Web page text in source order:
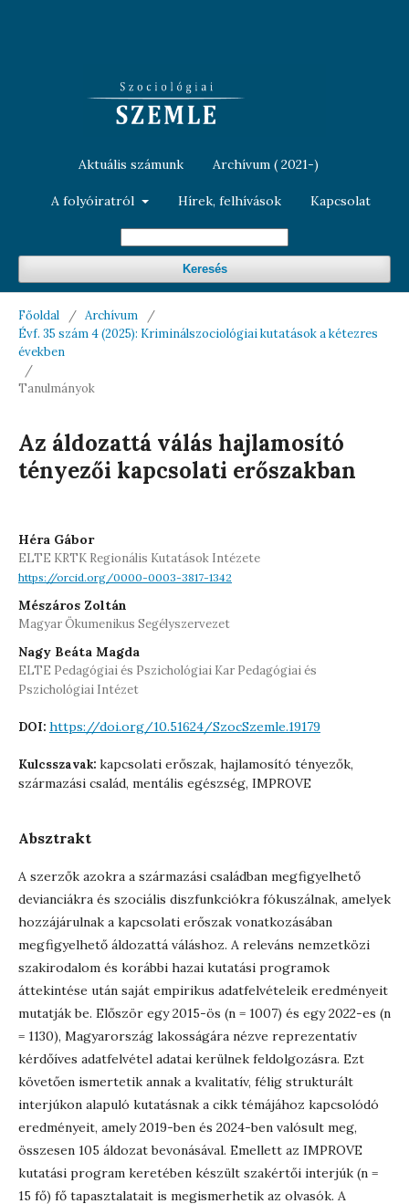
Aktuális számunk Archívum ( 2021-)
A folyóiratról Hírek, felhívások Kapcsolat
Keresés
Főoldal / Archívum
/
Évf. 35 szám 4 (2025): Kriminálszociológiai kutatások a kétezres
években
/
Tanulmányok
Az áldozattá válás hajlamosító
tényezői kapcsolati erőszakban
Héra Gábor
ELTE KRTK Regionális Kutatások Intézete
https://orcid.org/0000-0003-3817-1342
Mészáros Zoltán
Magyar Ökumenikus Segélyszervezet
Nagy Beáta Magda
ELTE Pedagógiai és Pszichológiai Kar Pedagógiai és
Pszichológiai Intézet
DOI: https://doi.org/10.51624/SzocSzemle.19179
Kulcsszavak: kapcsolati erőszak, hajlamosító tényezők,
származási család, mentális egészség, IMPROVE
Absztrakt
A szerzők azokra a származási családban megfigyelhető
devianciákra és szociális diszfunkciókra fókuszálnak, amelyek
hozzájárulnak a kapcsolati erőszak vonatkozásában
megfigyelhető áldozattá váláshoz. A releváns nemzetközi
szakirodalom és korábbi hazai kutatási programok
áttekintése után saját empirikus adatfelvételeik eredményeit
mutatják be. Először egy 2015-ös (n = 1007) és egy 2022-es (n
= 1130), Magyarország lakosságára nézve reprezentatív
kérdőíves adatfelvétel adatai kerülnek feldolgozásra. Ezt
követően ismertetik annak a kvalitatív, félig strukturált
interjúkon alapuló kutatásnak a cikk témájához kapcsolódó
eredményeit, amely 2019-ben és 2024-ben valósult meg,
összesen 105 áldozat bevonásával. Emellett az IMPROVE
kutatási program keretében készült szakértői interjúk (n =
15 fő) fő tapasztalatait is megismerhetik az olvasók. A